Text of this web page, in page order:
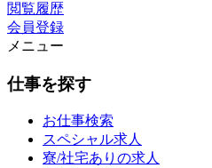
閲覧履歴
会員登録
メニュー
仕事を探す
お仕事検索
スペシャル求人
寮/社宅ありの求人